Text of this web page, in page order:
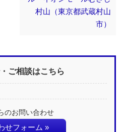
村山（東京都武蔵村山
市）
ご相談はこちら
のお問い合わせ
せフォーム »